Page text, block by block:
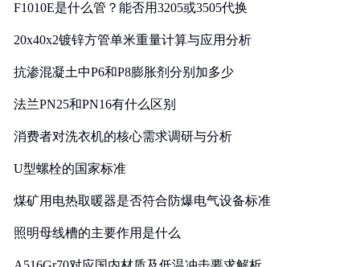
F1010E是什么管？能否用3205或3505代换
20x40x2镀锌方管单米重量计算与应用分析
抗渗混凝土中P6和P8膨胀剂分别加多少
法兰PN25和PN16有什么区别
消费者对洗衣机的核心需求调研与分析
U型螺栓的国家标准
煤矿用电热取暖器是否符合防爆电气设备标准
照明母线槽的主要作用是什么